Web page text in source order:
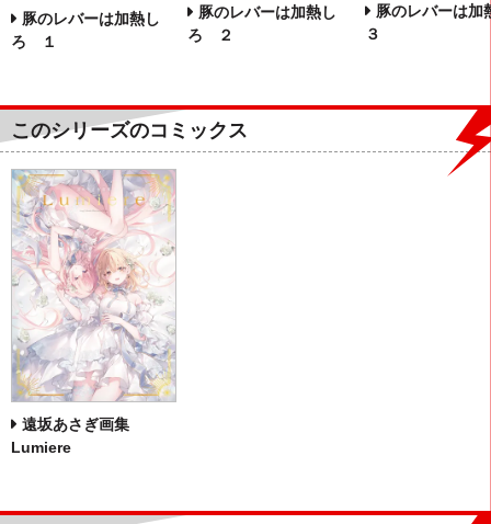
豚のレバーは加熱し
ろ １
豚のレバーは加熱し
ろ ２
豚のレバーは加
３
このシリーズのコミックス
遠坂あさぎ画集
Lumiere